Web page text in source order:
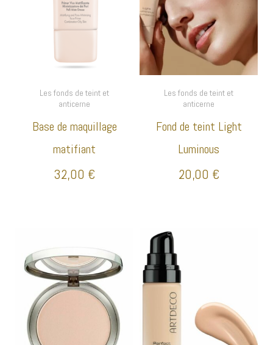
Les fonds de teint et
anticerne
Base de maquillage
matifiant
32,00 €
Les fonds de teint et
anticerne
Fond de teint Light
Luminous
20,00 €